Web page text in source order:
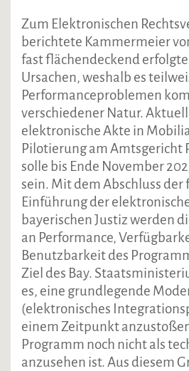
Zum Elektronischen
berichtete Kammermeier
fast flächendeckend
Ursachen, weshalb es
Performanceproblemen
verschiedener Natur.
elektronische Akte in
Pilotierung am Amtsgericht
solle bis Ende November
sein. Mit dem Abschluss
Einführung der
bayerischen Justiz werden
an Performance,
Benutzbarkeit des
Ziel des Bay.
es, eine grundlegende
(elektronisches
einem Zeitpunkt
Programm noch nicht als
anzusehen ist. Aus diesem